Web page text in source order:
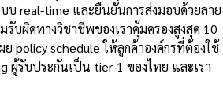
บ real-time และยืนยันการส่งมอบด้วยลาย
บผิดทางวิชาชีพของเราคุ้มครองสูงสุด 10
policy schedule ให้ลูกค้าองค์กรที่ต้องใช้
ผู้รับประกันเป็น tier-1 ของไทย และเรา